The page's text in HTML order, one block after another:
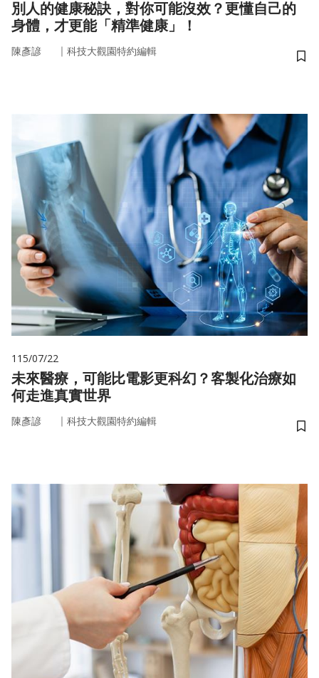
別人的健康秘訣，對你可能沒效？更懂自己的
身體，才更能「精準健康」！
陳彥諺 ｜ 科技大觀園特約編輯
儲
115/07/22
未來醫療，可能比電影更科幻？客製化治療如
何走進真實世界
陳彥諺 ｜ 科技大觀園特約編輯
儲